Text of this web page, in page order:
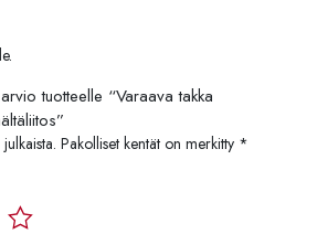
tuotteelle “Varaava takka
Pakolliset kentät on merkitty *